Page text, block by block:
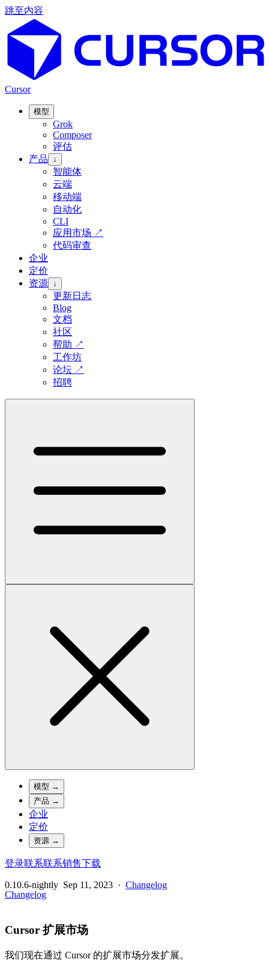
跳至内容
Cursor
模型
Grok
Composer
评估
产品
↓
智能体
云端
移动端
自动化
CLI
应用市场 ↗
代码审查
企业
定价
资源 ↓
更新日志
Blog
文档
社区
帮助 ↗
工作坊
论坛 ↗
招聘
模型 →
产品 →
企业
定价
资源 →
登录联系联系销售下载
0.10.6-nightly Sep 11, 2023 · Changelog
Changelog
Cursor 扩展市场
我们现在通过 Cursor 的扩展市场分发扩展。